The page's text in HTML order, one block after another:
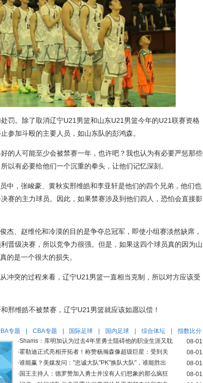
罚。除了取消辽宁U21男篮和山东U21男篮今年的U21联赛资格
参加斗殴的主要人员，如山东队的彭鸿森。
的人可能至少会被禁赛一年，也许吧？我也认为有必要严惩那些
以有必要给他们一个沉重的拳头，让他们记忆深刻。
中，张峻豪、黄秋实邢维皓和李亚轩是他们的四个兄弟，他们也
赛的主力球员。因此，如果禁赛涉及到他们四人，恐怕会直接影
杰、赵维伦和冷漠的目的是争夺总冠军，即使小组赛淡然缺席，
晋级决赛，所以竞争力很强。但是，如果这四个球员真的因为山
的是一个很大的损失。
冲突的过程来看，辽宁U21男篮一直相当克制，所以对方应该受
邢维皓不被禁赛，辽宁U21男篮就应该如愿以偿！
专题 CBA专题 国际足球 国内足球 综合体坛
指数比分
·Shams：库明加认为过去4年里勇士阻碍他的职业生涯又耽
08-01
·霍勒迪正式亮相开拓者！称赞杨瀚森像超级巨星：受到关
08-01
·谁能赢？美媒发问："忠诚大队"PK"换队大队"，谁能胜出
08-01
· 国王主持人：德罗赞加入勇士并没有人们想象的那么疯狂
08-01